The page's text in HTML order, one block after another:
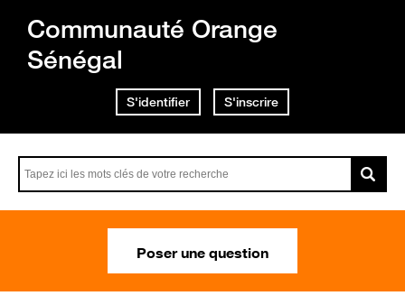
Communauté Orange
Sénégal
S'identifier S'inscrire
Poser une question